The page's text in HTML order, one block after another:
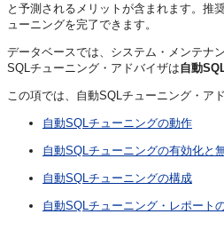
と予測されるメリットが含まれます。推
ューニングを完了できます。
データベースでは、システム・メンテナ
SQLチューニング・アドバイザは自動
この項では、自動SQLチューニング・ア
自動SQLチューニングの動作
自動SQLチューニングの有効化と
自動SQLチューニングの構成
自動SQLチューニング・レポート